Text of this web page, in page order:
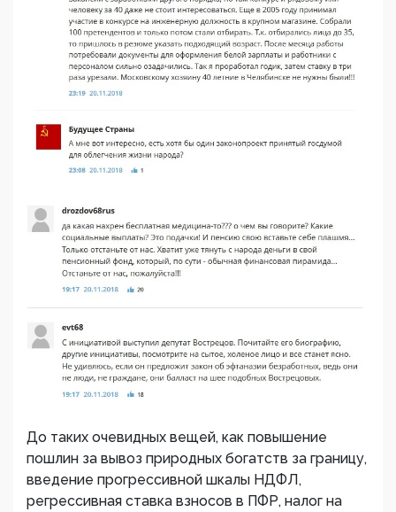
До таких очевидных вещей, как повышение
пошлин за вывоз природных богатств за границу,
введение прогрессивной шкалы НДФЛ,
регрессивная ставка взносов в ПФР, налог на